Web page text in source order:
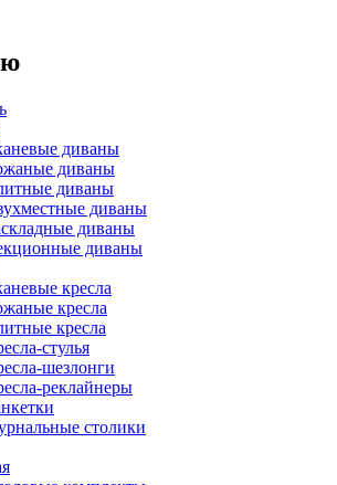
диваны
диваны
диваны
диваны
диваны
диваны
кресла
кресла
кресла
стулья
шезлонги
реклайнеры
столики